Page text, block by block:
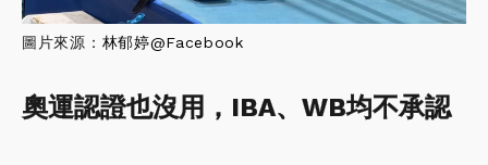
圖片來源： 林郁婷@Facebook
奧運認證也沒用，IBA、WB均不承認